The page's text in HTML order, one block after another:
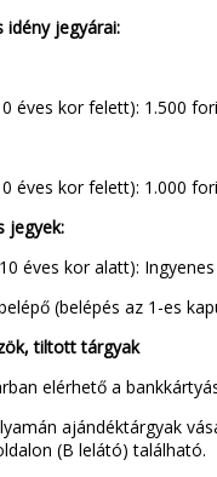
idény jegyárai:
éves kor felett): 1.500
éves kor felett): 1.000
jegyek:
éves kor alatt):
(belépés az 1-es
tiltott tárgyak
elérhető a
ajándéktárgyak
(B lelátó) található.